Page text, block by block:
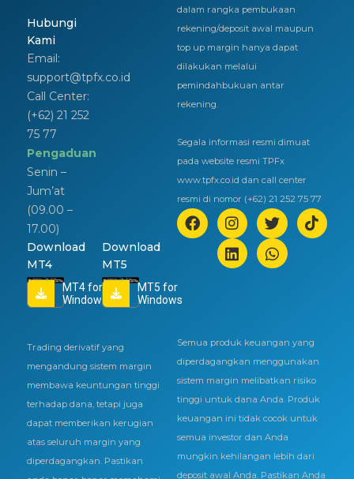
Hubungi
Kami
Email:
support@tpfx.co.id
Call Center:
(+62) 21 252
75 77
Pengaduan
Senin –
Jum’at
(09.00 –
17.00)
Download
MT4
MT4 for
Windows
Download
MT5
MT5 for
Windows
dalam rangka pembukaan
rekening/deposit awal maupun
top up margin hanya dapat
dilakukan melalui
pemindahbukuan antar
rekening.
Segala informasi resmi dimuat
pada website resmi TPFx
www.tpfx.co.id dan call center
resmi di nomor (+62) 21 252 75 77
Trading derivatif yang
mengandung sistem margin
membawa keuntungan tinggi
terhadap dana, tetapi juga
dapat memberikan kerugian
atas seluruh margin yang
diperdagangkan. Pastikan
Semua produk keuangan yang
diperdagangkan menggunakan
sistem margin melibatkan risiko
tinggi untuk dana Anda. Produk
keuangan ini tidak cocok untuk
semua investor dan Anda
mungkin kehilangan lebih dari
deposit awal Anda. Pastikan Anda